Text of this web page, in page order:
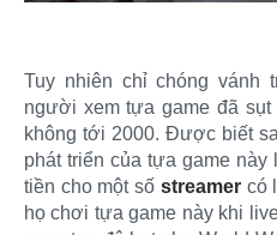
Tuy nhiên chỉ chóng vánh
người xem tựa game đã
không tới 2000. Được biết
phát triển của tựa game này
tiền cho một số streamercó
họ chơi tựa game này khi